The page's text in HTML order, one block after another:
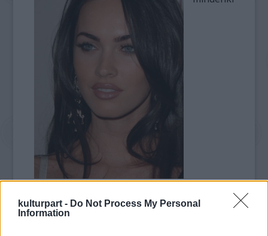
kulturpart - Do Not Process My Personal
Information
mutatja" – panaszkodik a színésznő.